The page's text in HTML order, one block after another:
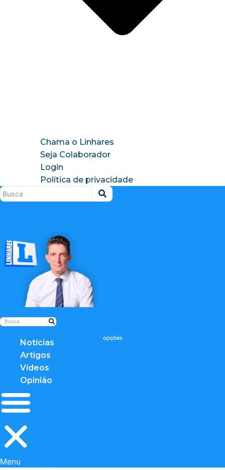
Chama o Linhares
Seja Colaborador
Login
Política de privacidade
Notícias
Artigos
Vídeos
Opinião
Menu